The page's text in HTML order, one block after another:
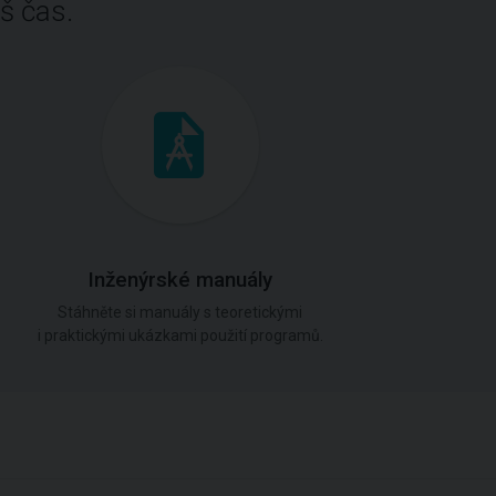
čas.
Inženýrské manuály